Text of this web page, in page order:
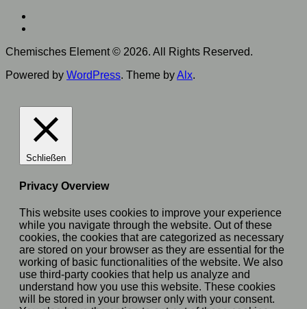
Chemisches Element © 2026. All Rights Reserved.
Powered by WordPress. Theme byAlx.
Schließen
Privacy Overview
This website uses cookies to improve your experience
while you navigate through the website. Out of these
cookies, the cookies that are categorized as necessary
are stored on your browser as they are essential for the
working of basic functionalities of the website. We also
use third-party cookies that help us analyze and
understand how you use this website. These cookies
will be stored in your browser only with your consent.